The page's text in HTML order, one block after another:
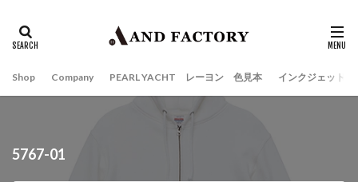
Shop Company PEARL YACHT レーヨン 色見本 インクジェット
5767-01